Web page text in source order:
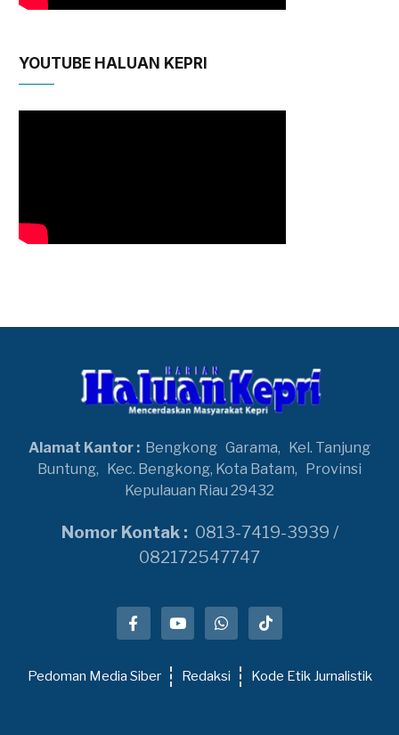
YOUTUBE HALUAN KEPRI
Alamat Kantor : Bengkong Garama, Kel. Tanjung
Buntung, Kec. Bengkong, Kota Batam, Provinsi
Kepulauan Riau 29432
Nomor Kontak : 0813-7419-3939 /
082172547747
Pedoman Media Siber Redaksi Kode Etik Jurnalistik